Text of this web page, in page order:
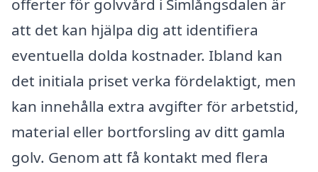
offerter för golvvård i Simlångsdalen är
att det kan hjälpa dig att identifiera
eventuella dolda kostnader. Ibland kan
det initiala priset verka fördelaktigt, men
kan innehålla extra avgifter för arbetstid,
material eller bortforsling av ditt gamla
golv. Genom att få kontakt med flera